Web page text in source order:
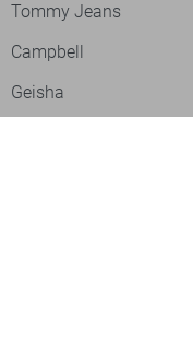
Tommy Jeans
Campbell
Geisha